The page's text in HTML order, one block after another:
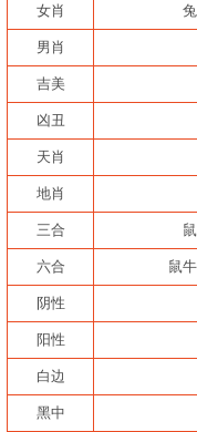
女肖
男肖
吉美
凶丑
天肖
地肖
三合
六合 鼠
阴性
阳性
白边
黑中